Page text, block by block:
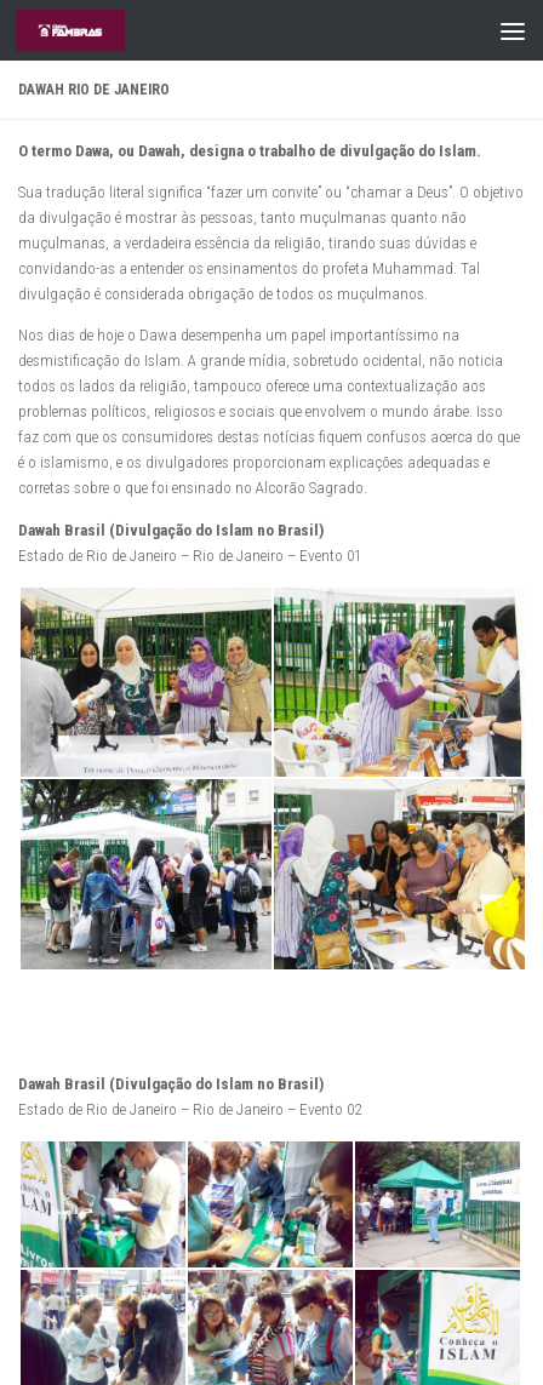
Skip to content
DAWAH RIO DE JANEIRO
O termo Dawa, ou Dawah, designa o trabalho de divulgação do Islam.
Sua tradução literal significa “fazer um convite” ou “chamar a Deus”. O objetivo
da divulgação é mostrar às pessoas, tanto muçulmanas quanto não
muçulmanas, a verdadeira essência da religião, tirando suas dúvidas e
convidando-as a entender os ensinamentos do profeta Muhammad. Tal
divulgação é considerada obrigação de todos os muçulmanos.
Nos dias de hoje o Dawa desempenha um papel importantíssimo na
desmistificação do Islam. A grande mídia, sobretudo ocidental, não noticia
todos os lados da religião, tampouco oferece uma contextualização aos
problemas políticos, religiosos e sociais que envolvem o mundo árabe. Isso
faz com que os consumidores destas notícias fiquem confusos acerca do que
é o islamismo, e os divulgadores proporcionam explicações adequadas e
corretas sobre o que foi ensinado no Alcorão Sagrado.
Dawah Brasil (Divulgação do Islam no Brasil)
Estado de Rio de Janeiro – Rio de Janeiro – Evento 01
Dawah Brasil (Divulgação do Islam no Brasil)
Estado de Rio de Janeiro – Rio de Janeiro – Evento 02